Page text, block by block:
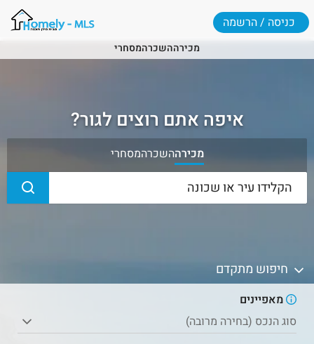
מכירההשכרהמסחרי
כניסה / הרשמה
איפה אתם רוצים לגור?
מכירההשכרהמסחרי
חיפוש מתקדם
מאפיינים
סוג הנכס (בחירה מרובה)